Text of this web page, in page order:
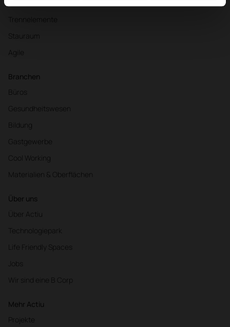
Trennelemente
Stauraum
Agile
Branchen
Büros
Gesundheitswesen
Bildung
Gastgewerbe
Cool Working
Materialien & Oberflächen
Über uns
Über Actiu
Technologiepark
Life Friendly Spaces
Jobs
Wir sind eine B Corp
Mehr Actiu
Projekte